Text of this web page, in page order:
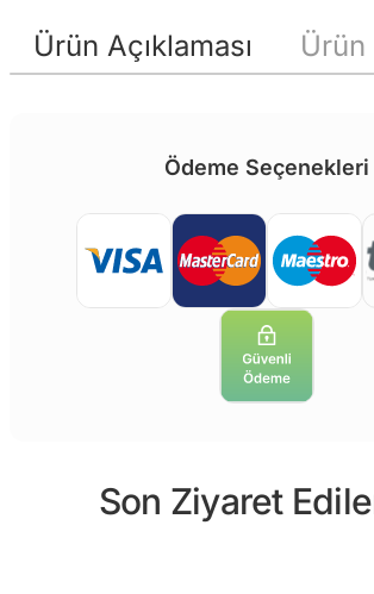
Ürün Açıklaması
Ödeme Seçenekleri
Son Ziyaret